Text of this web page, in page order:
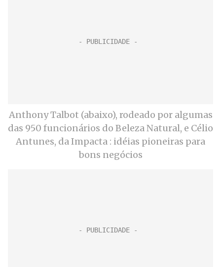
Anthony Talbot (abaixo), rodeado por algumas
das 950 funcionários do Beleza Natural, e Célio
Antunes, da Impacta : idéias pioneiras para
bons negócios